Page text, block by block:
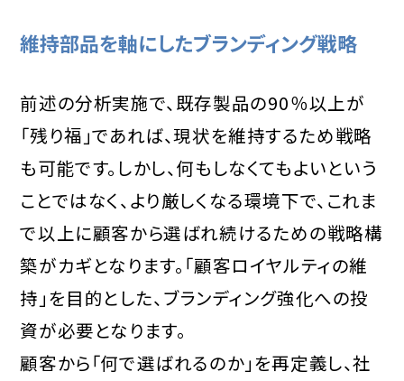
維持部品を軸にしたブランディング戦略
前述の分析実施で、既存製品の90％以上が
「残り福」であれば、現状を維持するため戦略
も可能です。しかし、何もしなくてもよいという
ことではなく、より厳しくなる環境下で、これま
で以上に顧客から選ばれ続けるための戦略構
築がカギとなります。「顧客ロイヤルティの維
持」を目的とした、ブランディング強化への投
資が必要となります。
顧客から「何で選ばれるのか」を再定義し、社